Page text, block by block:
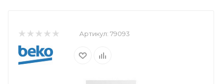
Артикул: 79093